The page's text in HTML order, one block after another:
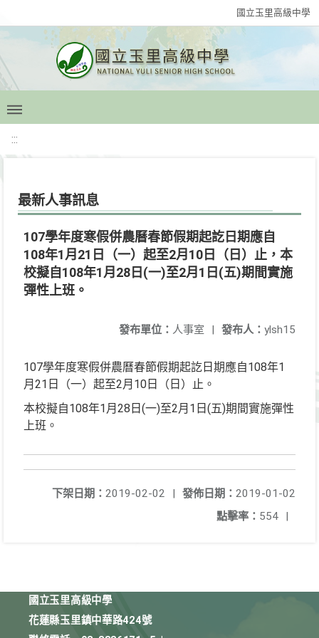
國立玉里高級中學
:::
最新人事訊息
107學年度寒假併農曆春節假期起訖日期應自
108年1月21日（一）起至2月10日（日）止，本
校擬自108年1月28日(一)至2月1日(五)期間實施
彈性上班。
發布人： ylsh15
發布單位： 人事室 |
107學年度寒假併農曆春節假期起訖日期應自108年1
月21日（一）起至2月10日（日）止。
本校擬自108年1月28日(一)至2月1日(五)期間實施彈性
上班。
發佈日期： 2019-01-02
下架日期： 2019-02-02
|
點擊率： 554 |
國立玉里高級中學
花蓮縣玉里鎮中華路424號